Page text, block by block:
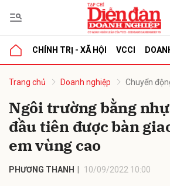
CHÍNH TRỊ - XÃ HỘI VCCI
Trang chủ Doanh nghiệp Chuyển
Ngôi trường bằng
đầu tiên được bàn
em vùng cao
PHƯƠNG THANH 10/09/2022 10:00
luận